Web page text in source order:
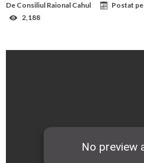
De Consiliul Raional Cahul Postat pe
2,188